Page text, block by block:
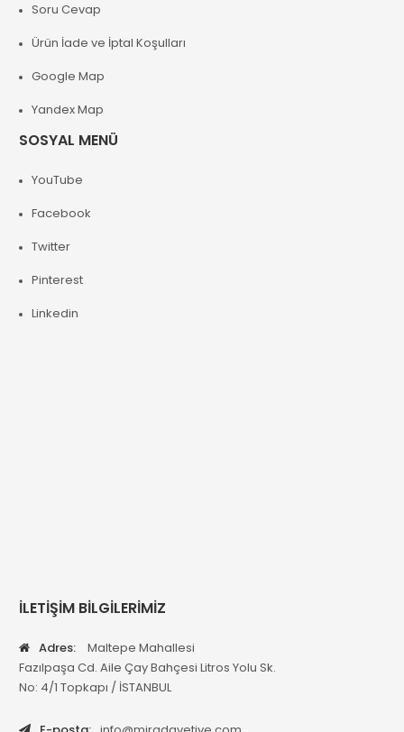
Soru Cevap
Ürün İade ve İptal Koşulları
Google Map
Yandex Map
SOSYAL MENÜ
YouTube
Facebook
Twitter
Pinterest
Linkedin
İLETİŞİM BİLGİLERİMİZ
Adres:
Maltepe Mahallesi
Fazılpaşa Cd. Aile Çay Bahçesi Litros Yolu Sk.
No: 4/1 Topkapı / İSTANBUL